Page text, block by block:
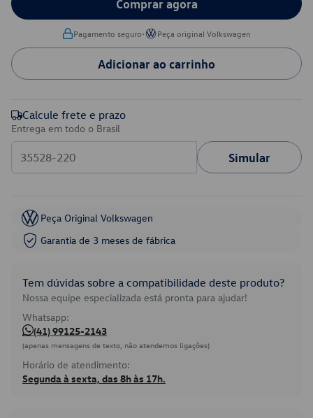
Comprar agora
Pagamento seguro• Peça original Volkswagen
Adicionar ao carrinho
Calcule frete e prazo
Entrega em todo o Brasil
Simular
Peça Original Volkswagen
Garantia de 3 meses de fábrica
Tem dúvidas sobre a compatibilidade deste produto?
Nossa equipe especializada está pronta para ajudar!
Whatsapp:
(41) 99125-2143
(apenas mensagens de texto, não atendemos ligações)
Horário de atendimento:
Segunda à sexta, das 8h às 17h.